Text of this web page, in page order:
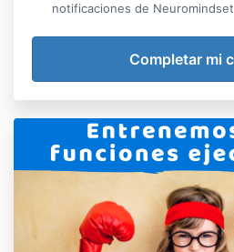
notificaciones de Neuromindset